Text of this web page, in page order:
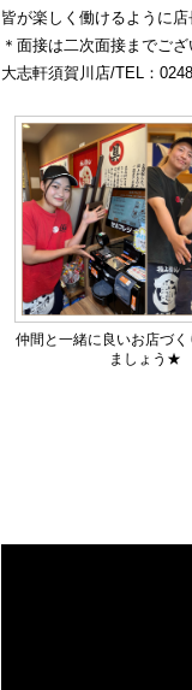
皆が楽しく働けるように店
＊面接は二次面接までござ
大志軒須賀川店/TEL：
仲間と一緒に良いお店づく
ましょう★